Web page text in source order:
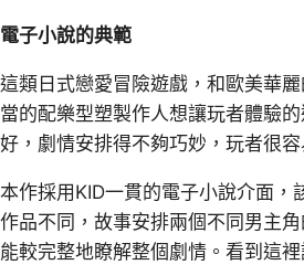
電子小說的典範
這類日式戀愛冒險遊戲，和歐美華
當的配樂型塑製作人想讓玩者體驗
好，劇情安排得不夠巧妙，玩者很
本作採用KID一貫的電子小說介面
作品不同，故事安排兩個不同男主
能較完整地瞭解整個劇情。看到這